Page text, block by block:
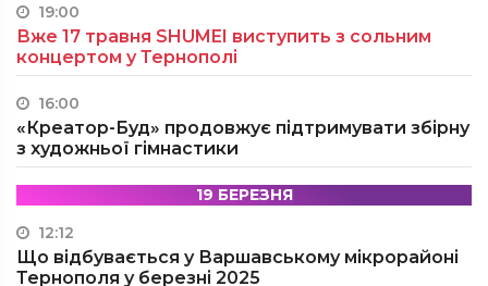
19:00
Вже 17 травня SHUMEI виступить з сольним
концертом у Тернополі
16:00
«Креатор-Буд» продовжує підтримувати збірну
з художньої гімнастики
19 БЕРЕЗНЯ
12:12
Що відбувається у Варшавському мікрорайоні
Тернополя у березні 2025